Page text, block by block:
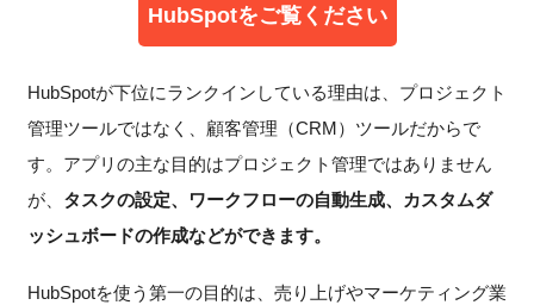
HubSpotをご覧ください
HubSpotが下位にランクインしている理由は、プロジェクト
管理ツールではなく、顧客管理（CRM）ツールだからで
す。アプリの主な目的はプロジェクト管理ではありません
が、 タスクの設定、ワークフローの自動生成、カスタムダ
ッシュボードの作成などができます。
HubSpotを使う第一の目的は、売り上げやマーケティング業